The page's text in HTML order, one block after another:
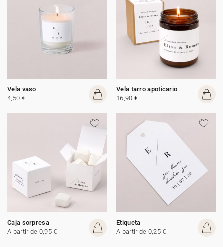
Vela vaso
4,50 €
Vela tarro apoticario
16,90 €
Caja sorpresa
A partir de 0,95 €
Etiqueta
A partir de 0,25 €